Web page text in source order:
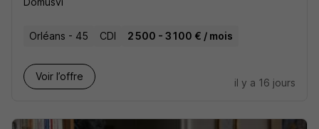
Orléans - 45 CDI 2 500 - 3 100 € / mois
Voir l’offre
il y a 16 jours